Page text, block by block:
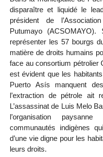
disparaître et liquidé le
président de
Putumayo
représenter les 57 bourgs
matière de droits humains
face au consortium pétrolier
est évident que les
Puerto Asís manquent
l’extraction de pétrole
L’assassinat de Luis Melo
l’organisation
communautés indigènes
d’une vie digne pour les
leurs droits.